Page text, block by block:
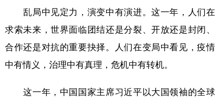
乱局中见定力，演变中有演进。这一年，人们在
求索未来，世界面临团结还是分裂、开放还是封闭、
合作还是对抗的重要抉择。人们在变局中看见，疫情
中有情义，治理中有真理，危机中有转机。
这一年，中国国家主席习近平以大国领袖的全球